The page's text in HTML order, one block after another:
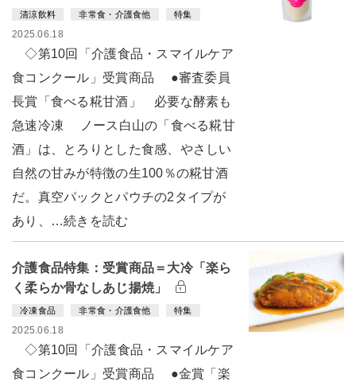
清涼飲料 非常食・介護食他 特集
2025.06.18
◇第10回「介護食品・スマイルケア
食コンクール」受賞商品 ●審査委員
長賞「食べる糀甘酒」 必要な酵素も
急速冷凍 ノース白山の「食べる糀甘
酒」は、とろりとした食感、やさしい
自然の甘みが特徴の生100％の糀甘酒
だ。真空パックとパウチの2タイプが
あり、…続きを読む
介護食品特集：受賞商品＝大冷「楽ら
く柔らか骨なしあじ揚焼」
冷凍食品 非常食・介護食他 特集
2025.06.18
◇第10回「介護食品・スマイルケア
食コンクール」受賞商品 ●金賞「楽